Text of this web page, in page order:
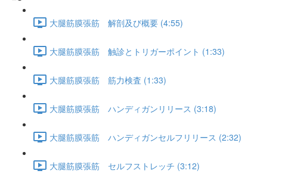
大腿筋膜張筋 解剖及び概要 (4:55)
大腿筋膜張筋 触診とトリガーポイント (1:33)
大腿筋膜張筋 筋力検査 (1:33)
大腿筋膜張筋 ハンディガンリリース (3:18)
大腿筋膜張筋 ハンディガンセルフリリース (2:32)
大腿筋膜張筋 セルフストレッチ (3:12)